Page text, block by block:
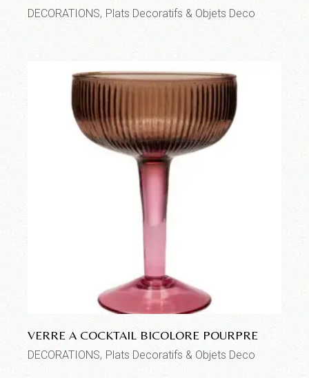
DECORATIONS Plats Decoratifs & Objets Deco
VERRE A COCKTAIL BICOLORE POURPRE
DECORATIONS Plats Decoratifs & Objets Deco